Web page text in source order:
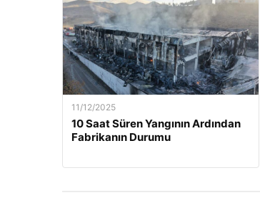
11/12/2025
10 Saat Süren Yangının Ardından
Fabrikanın Durumu